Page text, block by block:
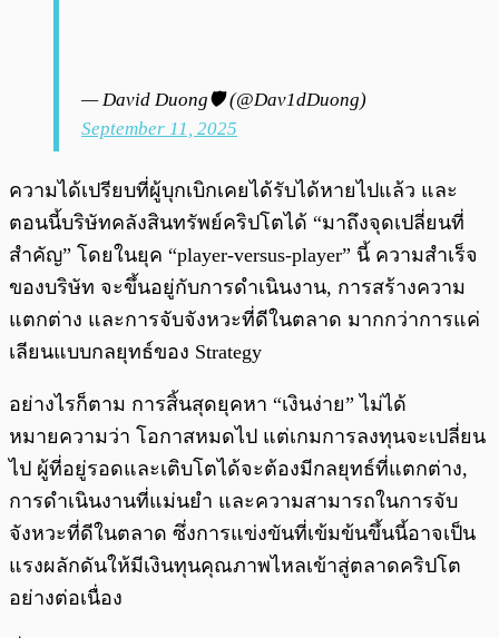
— David Duong🛡️ (@Dav1dDuong)
September 11, 2025
ความได้เปรียบที่ผู้บุกเบิกเคยได้รับได้หายไปแล้ว และ
ตอนนี้บริษัทคลังสินทรัพย์คริปโตได้ “มาถึงจุดเปลี่ยนที่
สำคัญ” โดยในยุค “player-versus-player” นี้ ความสำเร็จ
ของบริษัท จะขึ้นอยู่กับการดำเนินงาน, การสร้างความ
แตกต่าง และการจับจังหวะที่ดีในตลาด มากกว่าการแค่
เลียนแบบกลยุทธ์ของ Strategy
อย่างไรก็ตาม การสิ้นสุดยุคหา “เงินง่าย” ไม่ได้
หมายความว่า โอกาสหมดไป แต่เกมการลงทุนจะเปลี่ยน
ไป ผู้ที่อยู่รอดและเติบโตได้จะต้องมีกลยุทธ์ที่แตกต่าง,
การดำเนินงานที่แม่นยำ และความสามารถในการจับ
จังหวะที่ดีในตลาด ซึ่งการแข่งขันที่เข้มข้นขึ้นนี้อาจเป็น
แรงผลักดันให้มีเงินทุนคุณภาพไหลเข้าสู่ตลาดคริปโต
อย่างต่อเนื่อง